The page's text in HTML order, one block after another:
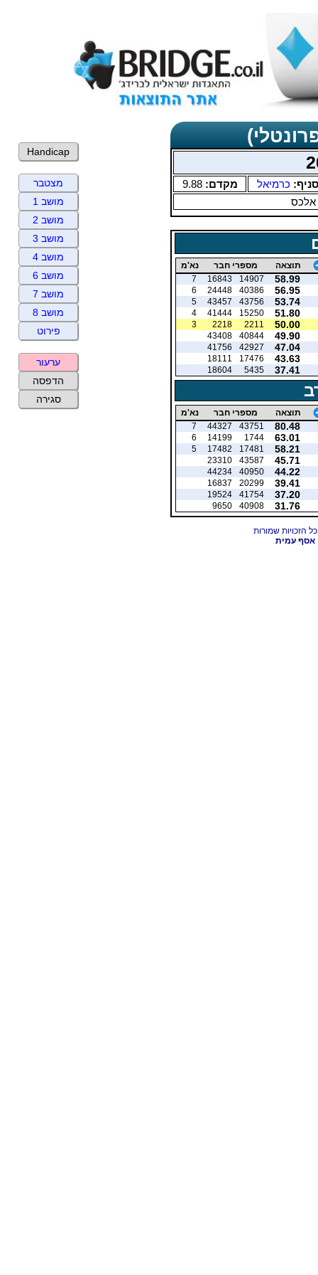
סניף: כרמיאל מקדם:9.88
אלכס
תוצאה מספרי חבר נא'מ
58.99
14907
16843
7
56.95
40386
24448
6
53.74
43756
43457
5
51.80
15250
41444
4
50.00
2211
2218
3
49.90
40844
43408
47.04
42927
41756
43.63
17476
18111
37.41
5435
18604
תוצאה מספרי חבר נא'מ
80.48
43751
44327
7
63.01
1744
14199
6
58.21
17481
17482
5
45.71
43587
23310
44.22
40950
44234
39.41
20299
16837
37.20
41754
19524
31.76
40908
9650
אסף עמית
Handicap
מצטבר
מושב 1
מושב 2
מושב 3
מושב 4
מושב 6
מושב 7
מושב 8
פירוט
ערעור
הדפסה
סגירה